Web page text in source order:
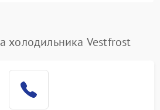
2600 ₽ Подробнее →
холодильника Vestfrost